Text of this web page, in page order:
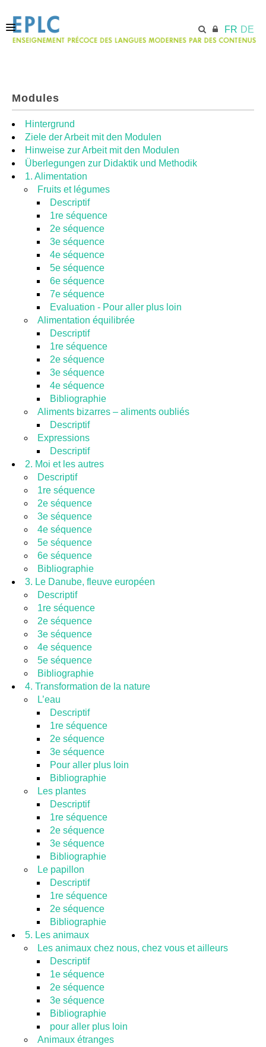
FR DE
MODULES
RESSOURCES
Modules
Hintergrund
Ziele der Arbeit mit den Modulen
Hinweise zur Arbeit mit den Modulen
Überlegungen zur Didaktik und Methodik
1. Alimentation
Fruits et légumes
Descriptif
1re séquence
2e séquence
3e séquence
4e séquence
5e séquence
6e séquence
7e séquence
Evaluation - Pour aller plus loin
Alimentation équilibrée
Descriptif
1re séquence
2e séquence
3e séquence
4e séquence
Bibliographie
Aliments bizarres – aliments oubliés
Descriptif
Expressions
Descriptif
2. Moi et les autres
Descriptif
1re séquence
2e séquence
3e séquence
4e séquence
5e séquence
6e séquence
Bibliographie
3. Le Danube, fleuve européen
Descriptif
1re séquence
2e séquence
3e séquence
4e séquence
5e séquence
Bibliographie
4. Transformation de la nature
L’eau
Descriptif
1re séquence
2e séquence
3e séquence
Pour aller plus loin
Bibliographie
Les plantes
Descriptif
1re séquence
2e séquence
3e séquence
Bibliographie
Le papillon
Descriptif
1re séquence
2e séquence
Bibliographie
5. Les animaux
Les animaux chez nous, chez vous et ailleurs
Descriptif
1e séquence
2e séquence
3e séquence
Bibliographie
pour aller plus loin
Animaux étranges